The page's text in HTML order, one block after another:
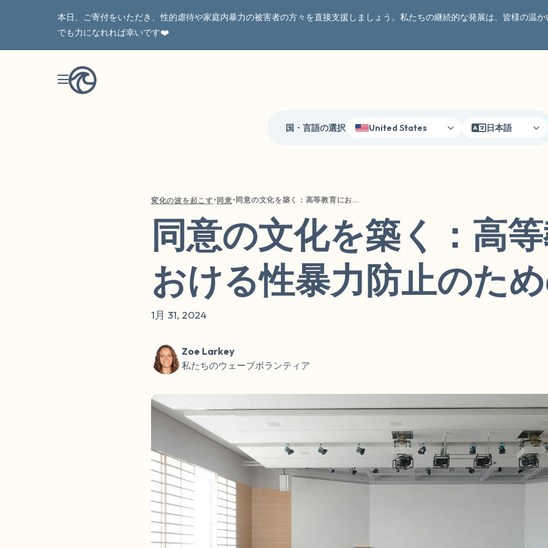
本日、ご寄付をいただき、性的虐待や家庭内暴力の被害者の方々を直接支援しましょう。私たちの継続的な発展は、皆様の温
でも力になれれば幸いです❤️
国・言語の選択 United States 日本語
変化の波を起こす•同意• 同意の文化を築く：高等教育における性暴力防止のための実践
同意の文化を築く：高
おける性暴力防止のた
1月 31, 2024
Zoe Larkey
私たちのウェーブボランティア